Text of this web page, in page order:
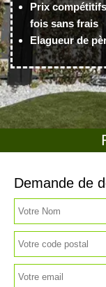
Prix
fois sans frais
Elagueur de
Demande de